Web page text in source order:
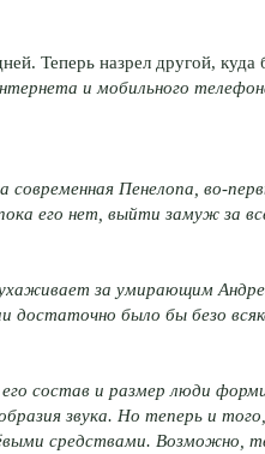
Теперь назрел другой, куда
и мобильного
современная Пенелопа, во-
его нет, выйти замуж за
за умирающим
достаточно было бы безо
состав и размер люди
звука. Но теперь и того,
средствами. Возможно,